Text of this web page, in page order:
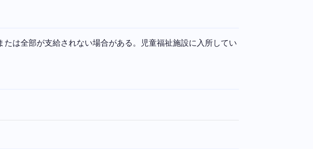
は全部が支給されない場合がある。児童福祉施設に入所してい